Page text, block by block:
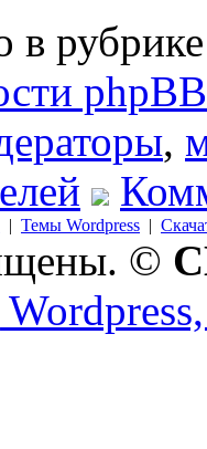
в
,
| Темы Wordpress |
©